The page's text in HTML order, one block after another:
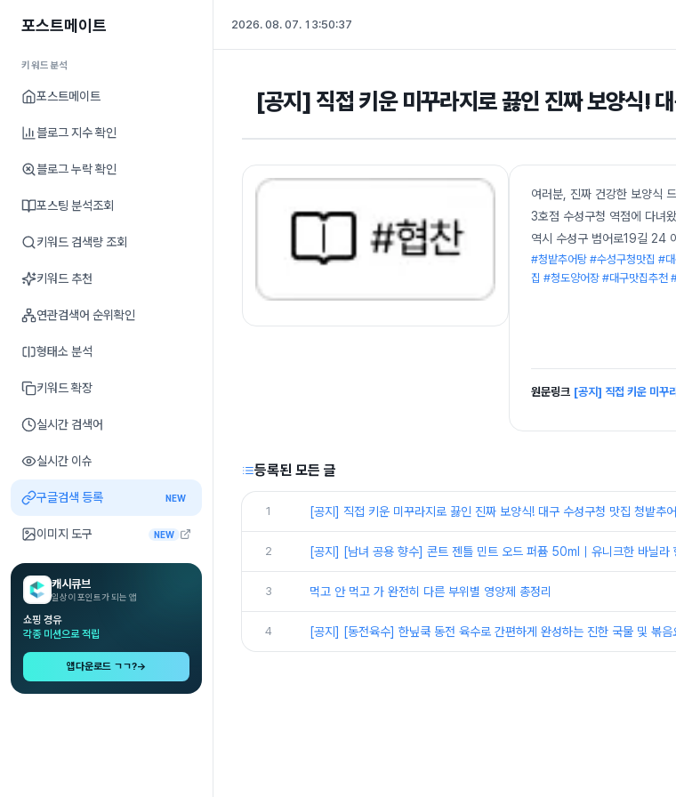
포스트메이트
키워드분석
포스트메이트
블로그 지수 확인
블로그 누락 확인
포스팅 분석조회
키워드 검색량 조회
키워드 추천
연관검색어 순위확인
형태소 분석
키워드 확장
실시간 검색어
실시간 이슈
구글검색 등록 NEW
이미지 도구 NEW
캐시큐브
일상이 포인트가 되는 앱
쇼핑 경유
각종 미션으로 적립
앱다운로드 ㄱㄱ?→
2026. 08. 07. 13:50:38
[공지] 직접 키운 미꾸라지로 끓인 진짜 보양식!
여러분, 진짜 건강한 보양식
3호점 수성구청 역점에 다녀
역시 수성구 범어로19길 24
#청밭추어탕 #수성구청맛집 #
집 #청도양어장 #대구맛집추천
원문링크 [공지] 직접 키운 미꾸
등록된 모든 글
1 [공지] 직접 키운 미꾸라지로 끓인 진짜 보양식! 대구 수성구청 맛집 청밭추
2 [공지] [남녀 공용 향수] 콘트 젠틀 민트 오드 퍼퓸 50ml｜유니크한 바닐라
3 먹고 안 먹고 가 완전히 다른 부위별 영양제 총정리
4 [공지] [동전육수] 한닢쿡 동전 육수로 간편하게 완성하는 진한 국물 및 볶